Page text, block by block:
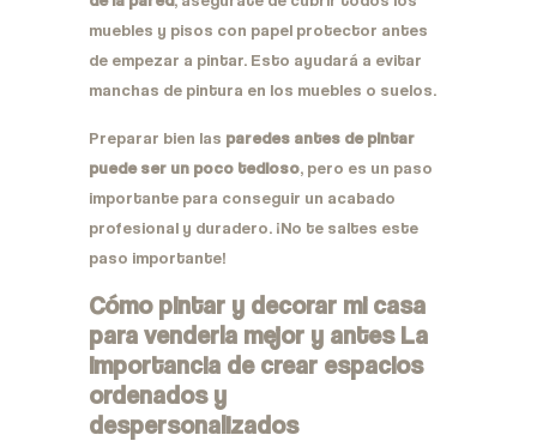
muebles y pisos con papel protector antes
de empezar a pintar. Esto ayudará a evitar
manchas de pintura en los muebles o suelos.
Preparar bien las paredes antes de pintar
puede ser un poco tedioso, pero es un paso
importante para conseguir un acabado
profesional y duradero. ¡No te saltes este
paso importante!
Cómo pintar y decorar mi casa
para venderla mejor y antes La
importancia de crear espacios
ordenados y
despersonalizados